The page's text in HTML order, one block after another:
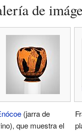
de
(jarra de
que muestra el